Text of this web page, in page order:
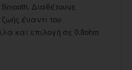
Διαθέτουνε
έναντι του
και επιλογή σε 0.8ohm